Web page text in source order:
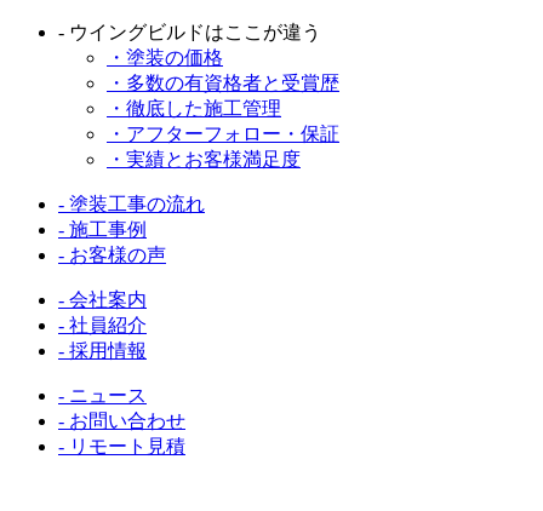
- ウイングビルドはここが違う
・塗装の価格
・多数の有資格者と受賞歴
・徹底した施工管理
・アフターフォロー・保証
・実績とお客様満足度
- 塗装工事の流れ
- 施工事例
- お客様の声
- 会社案内
- 社員紹介
- 採用情報
- ニュース
- お問い合わせ
- リモート見積